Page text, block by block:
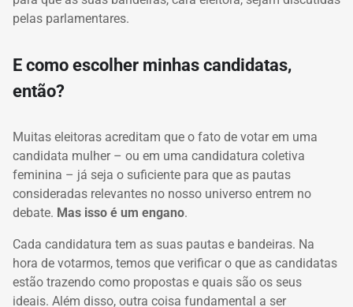
pelas parlamentares.
E como escolher minhas candidatas,
então?
Muitas eleitoras acreditam que o fato de votar em uma
candidata mulher – ou em uma candidatura coletiva
feminina – já seja o suficiente para que as pautas
consideradas relevantes no nosso universo entrem no
debate. Mas isso é um engano.
Cada candidatura tem as suas pautas e bandeiras. Na
hora de votarmos, temos que verificar o que as candidatas
estão trazendo como propostas e quais são os seus
ideais. Além disso, outra coisa fundamental a ser